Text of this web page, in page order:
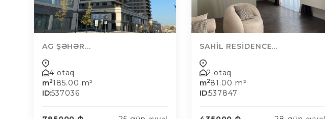
AG ŞƏHƏR...
4 otaq
m2185.00 m²
ID:537036
SAHİL RESİDENCE...
2 otaq
m281.00 m²
ID:537847